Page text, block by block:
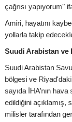
çağrısı yapıyorum"
Amiri, hayatını
yollarla takip
Suudi Arabistan ve
Suudi Arabistan
bölgesi ve
sayıda İHA’nın
edildiğini açıklamış,
milisler tarafından